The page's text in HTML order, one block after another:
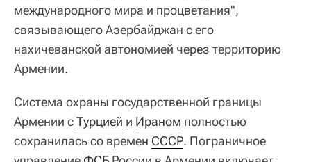
международного мира и процветания",
связывающего Азербайджан с его
нахичеванской автономией через территорию
Армении.
Система охраны государственной границы
Армении сТурцией и Ираном полностью
сохранилась со времен СССР. Пограничное